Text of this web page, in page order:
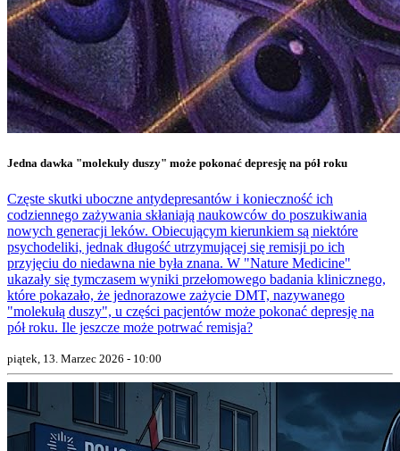
Jedna dawka "molekuły duszy" może pokonać depresję na pół roku
Częste skutki uboczne antydepresantów i konieczność ich
codziennego zażywania skłaniają naukowców do poszukiwania
nowych generacji leków. Obiecującym kierunkiem są niektóre
psychodeliki, jednak długość utrzymującej się remisji po ich
przyjęciu do niedawna nie była znana. W "Nature Medicine"
ukazały się tymczasem wyniki przełomowego badania klinicznego,
które pokazało, że jednorazowe zażycie DMT, nazywanego
"molekułą duszy", u części pacjentów może pokonać depresję na
pół roku. Ile jeszcze może potrwać remisja?
piątek, 13. Marzec 2026 - 10:00